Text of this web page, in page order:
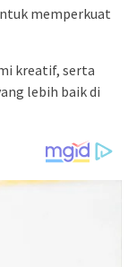
memperkuat
kreatif, serta
lebih baik di